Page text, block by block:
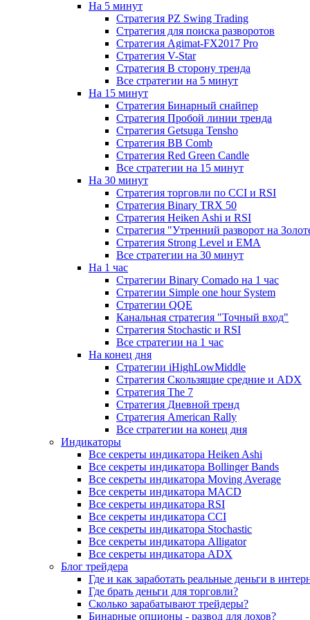
На 5 минут
Стратегия PZ Swing Trading
Стратегия для поиска разворотов
Стратегия Agimat-FX2017 Pro
Стратегия V-Star
Стратегия В сторону тренда
Все стратегии на 5 минут
На 15 минут
Стратегия Бинарный снайпер
Стратегия Пробой линии тренда
Стратегия Getsuga Tensho
Стратегия ВВ Comb
Стратегия Red Green Candle
Все стратегии на 15 минут
На 30 минут
Стратегия торговли по CCI и RSI
Стратегия Binary TRX 50
Стратегия Heiken Ashi и RSI
Стратегия "Утренний разворот на
Стратегия Strong Level и EMA
Все стратегии на 30 минут
На 1 час
Стратегии Binary Comado на 1 час
Стратегии Simple one hour System
Стратегии QQE
Канальная стратегия "Точный вход"
Стратегия Stochastic и RSI
Все стратегии на 1 час
На конец дня
Стратегии iHighLowMiddle
Стратегия Скользящие средние и ADX
Стратегия The 7
Стратегия Дневной тренд
Стратегия American Rally
Все стратегии на конец дня
Индикаторы
Все секреты индикатора Heiken Ashi
Все секреты индикатора Bollinger Bands
Все секреты индикатора Moving Average
Все секреты индикатора MACD
Все секреты индикатора RSI
Все секреты индикатора CCI
Все секреты индикатора Stochastic
Все секреты индикатора Alligator
Все секреты индикатора ADX
Блог трейдера
Где и как заработать реальные деньги в
Где брать деньги для торговли?
Сколько зарабатывают трейдеры?
Бинарные опционы - развод для лохов?